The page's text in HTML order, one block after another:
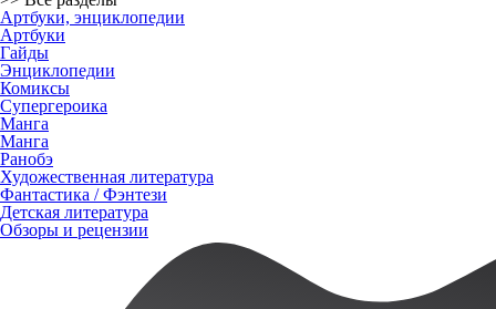
Артбуки, энциклопедии
Артбуки
Гайды
Энциклопедии
Комиксы
Супергероика
Манга
Манга
Ранобэ
Художественная литература
Фантастика / Фэнтези
Детская литература
Обзоры и рецензии